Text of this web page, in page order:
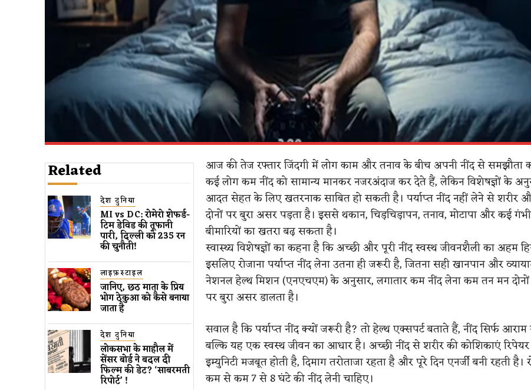
Related
देश दुनिया
MI vs DC: रोमेरो शेफर्ड-
टिम डेविड की तूफानी
पारी, दिल्ली को 235 रन
की चुनौती!
लाइफ़स्टाइल
जानिए, छठ माता के प्रिय
भोग ठेकुआ को कैसे बनाया
जाता है
देश दुनिया
लोकसभा के माहौल में
सेंसर बोर्ड ने बदल दी
फिल्म की डेट? ‘साबरमती
रिपोर्ट’ !
आज की तेज रफ्तार जिंदगी में लोग काम और तनाव के बीच अपनी नींद से समझौता
कई लोग कम नींद को सामान्य मानकर नजरअंदाज कर देते हैं, लेकिन विशेषज्ञों के
आदत सेहत के लिए खतरनाक साबित हो सकती है। पर्याप्त नींद नहीं लेने से शरीर
दोनों पर बुरा असर पड़ता है। इससे थकान, चिड़चिड़ापन, तनाव, मोटापा और कई
बीमारियों का खतरा बढ़ सकता है।
स्वास्थ्य विशेषज्ञों का कहना है कि अच्छी और पूरी नींद स्वस्थ जीवनशैली का अहम
इसलिए रोजाना पर्याप्त नींद लेना उतना ही जरूरी है, जितना सही खानपान और
नेशनल हेल्थ मिशन (एनएचएम) के अनुसार, लगातार कम नींद लेना कम तन मन
पर बुरा असर डालता है।
सवाल है कि पर्याप्त नींद क्यों जरूरी है? तो हेल्थ एक्सपर्ट बताते हैं, नींद सिर्फ आराम
बल्कि यह एक स्वस्थ जीवन का आधार है। अच्छी नींद से शरीर की कोशिकाएं रिपेयर
इम्युनिटी मजबूत होती है, दिमाग तरोताजा रहता है और पूरे दिन एनर्जी बनी रहती है।
कम से कम 7 से 8 घंटे की नींद लेनी चाहिए।